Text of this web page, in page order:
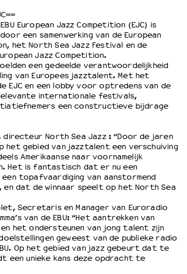
European Jazz Competition (EJC) is
een samenwerking van de European
het North Sea Jazz Festival en de
Jazz Competition.
een gedeelde verantwoordelijkheid
van Europees jazztalent. Met het
EJC en een lobby voor optredens van de
internationale festivals,
een constructieve bijdrage
directeur North Sea Jazz : “Door de jaren
het gebied van jazztalent een verschuiving
Amerikaanse naar voornamelijk
Het is fantastisch dat er nu een
topafvaardiging van aanstormend
dat de winnaar speelt op het North Sea
Secretaris en Manager van Euroradio
van de EBU: “Het aantrekken van
het ondersteunen van jong talent zijn
geweest van de publieke radio
Op het gebied van jazz gebeurt dat te
een unieke kans deze opdracht te